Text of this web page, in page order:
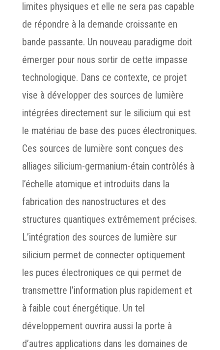
limites physiques et elle ne sera pas capable
de répondre à la demande croissante en
bande passante. Un nouveau paradigme doit
émerger pour nous sortir de cette impasse
technologique. Dans ce contexte, ce projet
vise à développer des sources de lumière
intégrées directement sur le silicium qui est
le matériau de base des puces électroniques.
Ces sources de lumière sont conçues des
alliages silicium-germanium-étain contrôlés à
l’échelle atomique et introduits dans la
fabrication des nanostructures et des
structures quantiques extrêmement précises.
L’intégration des sources de lumière sur
silicium permet de connecter optiquement
les puces électroniques ce qui permet de
transmettre l’information plus rapidement et
à faible cout énergétique. Un tel
développement ouvrira aussi la porte à
d’autres applications dans les domaines de